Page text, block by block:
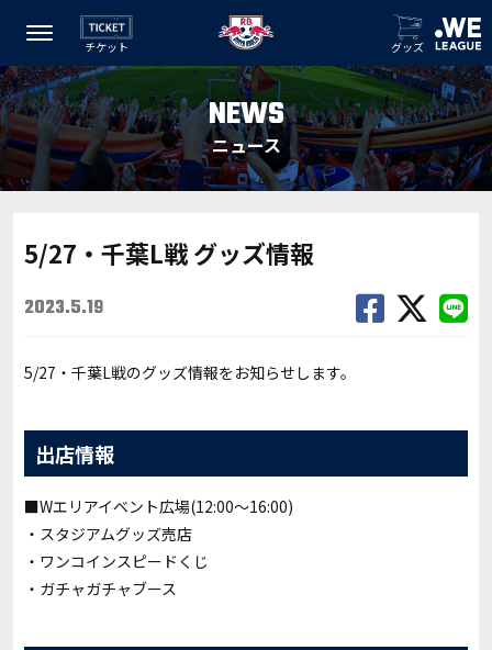
チケット グッズ
NEWS
ニュース
5/27・千葉L戦 グッズ情報
2023.5.19
5/27・千葉L戦のグッズ情報をお知らせします。
出店情報
■Wエリアイベント広場(12:00～16:00)
・スタジアムグッズ売店
・ワンコインスピードくじ
・ガチャガチャブース